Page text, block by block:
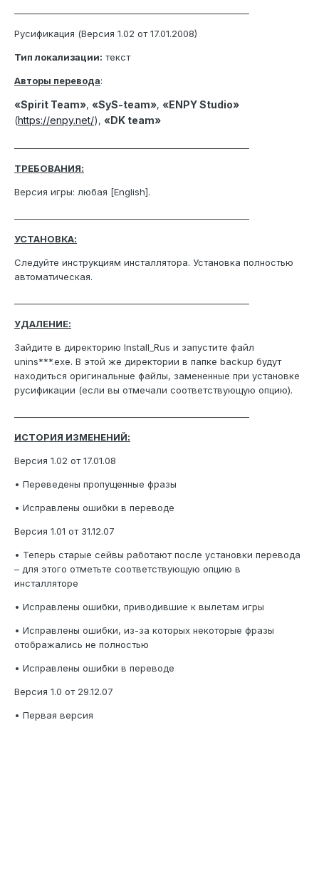
Русификация (Версия 1.02 от 17.01.2008)
Тип локализации: текст
Авторы перевода:
«Spirit Team», «SyS-team», «ENPY Studio»
(https://enpy.net/), «DK team»
ТРЕБОВАНИЯ:
Версия игры: любая [English].
УСТАНОВКА:
Следуйте инструкциям инсталлятора. Установка полностью
автоматическая.
УДАЛЕНИЕ:
Зайдите в директорию Install_Rus и запустите файл
unins***.exe. В этой же директории в папке backup будут
находиться оригинальные файлы, замененные при установке
русификации (если вы отмечали соответствующую опцию).
ИСТОРИЯ ИЗМЕНЕНИЙ:
Версия 1.02 от 17.01.08
• Переведены пропущенные фразы
• Исправлены ошибки в переводе
Версия 1.01 от 31.12.07
• Теперь старые сейвы работают после установки перевода
– для этого отметьте соответствующую опцию в
инсталляторе
• Исправлены ошибки, приводившие к вылетам игры
• Исправлены ошибки, из-за которых некоторые фразы
отображались не полностью
• Исправлены ошибки в переводе
Версия 1.0 от 29.12.07
• Первая версия